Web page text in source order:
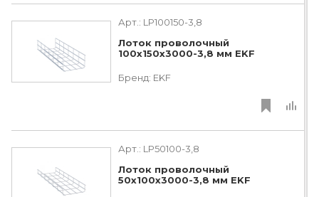
Арт.: LP100150-3,8
Лоток проволочный
100х150х3000-3,8 мм EKF
Бренд: EKF
Арт.: LP50100-3,8
Лоток проволочный
50х100х3000-3,8 мм EKF